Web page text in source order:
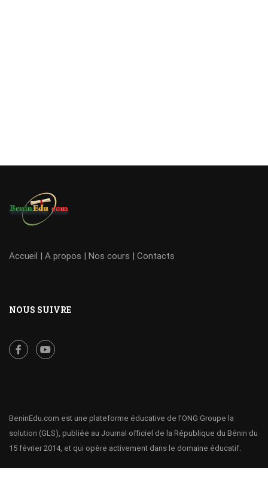
Accueil | A propos | Nos cours | Contacts
NOUS SUIVRE
BeninEdu.com est une plateforme éducative de l’ONG Groupe la
solution (GLS), publiée au Journal officiel de la République du Bénin du
15 février 2014, et qui opère activement dans le domaine éducatif.